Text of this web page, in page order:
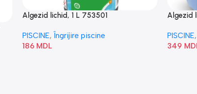
Algezid lichid, 1 L 753501
PISCINE, Îngrijire piscine
186 MDL
Algezid
PISCINE,
349